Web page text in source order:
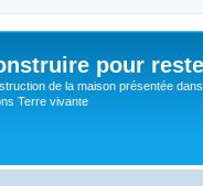
pour
de la maison présentée
Terre vivante